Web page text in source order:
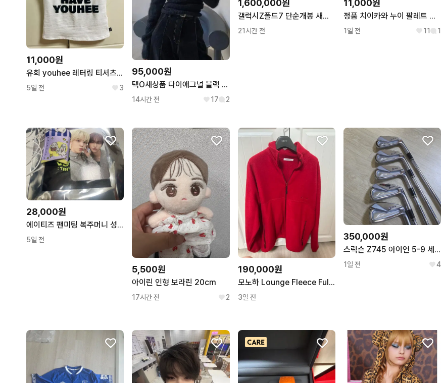
11,000원
유희 youhee 레터링 티셔츠 화이트
5일 전 3
95,000원
택O새상품 다이애그널 블랙 레이어드 튜브탑 택달린 새상품 팝니다
14시간 전 17 2
1,600,000원
갤럭시Z폴드7 단순개봉 새제품 판매합니다.
21시간 전
11,000원
정품 치이카와 누이 팔레트 벚꽃색 마스코트. 벚꽃 하치와레, 쿠리만쥬
1일 전 11 1
28,000원
에이티즈 팬미팅 복주머니 성화 윤호 호화즈
5일 전
5,500원
아이린 인형 보라린 20cm
17시간 전 2
190,000원
모노하 Lounge Fleece Full-Zip Up 레드색
3일 전
350,000원
스릭슨 Z745 아이언 5-9 세트
1일 전 4